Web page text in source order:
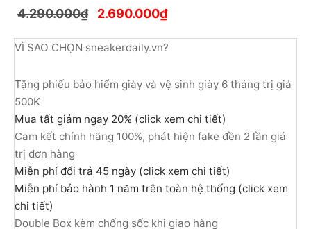
4.290.000₫ 2.690.000₫
VÌ SAO CHỌN sneakerdaily.vn?
Tặng phiếu bảo hiểm giày và vệ sinh giày 6 tháng trị giá
500K
Mua tất giảm ngay 20% (click xem chi tiết)
Cam kết chính hãng 100%, phát hiện fake đền 2 lần giá
trị đơn hàng
Miễn phí đổi trả 45 ngày (click xem chi tiết)
Miễn phí bảo hành 1 năm trên toàn hệ thống (click xem
chi tiết)
Double Box kèm chống sốc khi giao hàng